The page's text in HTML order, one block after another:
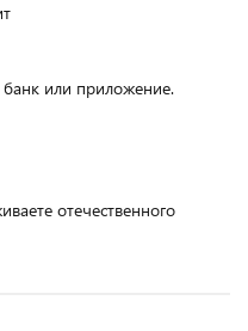
или приложение.
отечественного